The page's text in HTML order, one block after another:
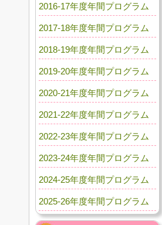
2016-17年度年間プログラム
2017-18年度年間プログラム
2018-19年度年間プログラム
2019-20年度年間プログラム
2020-21年度年間プログラム
2021-22年度年間プログラム
2022-23年度年間プログラム
2023-24年度年間プログラム
2024-25年度年間プログラム
2025-26年度年間プログラム